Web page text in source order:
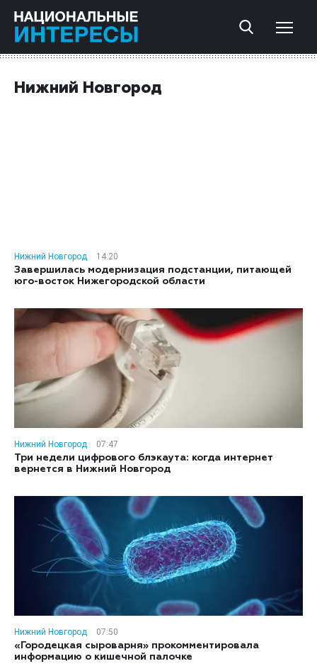
Нижний Новгород
Нижний Новгород
14:20
Завершилась модернизация подстанции, питающей
юго-восток Нижегородской области
Нижний Новгород
07:47
Три недели цифрового блэкаута: когда интернет
вернется в Нижний Новгород
Нижний Новгород
07:50
«Городецкая сыроварня» прокомментировала
информацию о кишечной палочке